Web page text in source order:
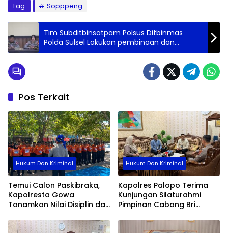
Tag: Sopppeng
Tim Subditbinsatpam Polsus Ditbinmas
Polda Sulsel Lakukan pembinaan dan
pembentukan Swakarsa di Wajo
Pos Terkait
Hukum Dan Kriminal
Temui Calon Paskibraka,
Kapolresta Gowa
Tanamkan Nilai Disiplin dan
Hukum Dan Kriminal
Kapolres Palopo Terima
Kunjungan Silaturahmi
Pimpinan Cabang Bri